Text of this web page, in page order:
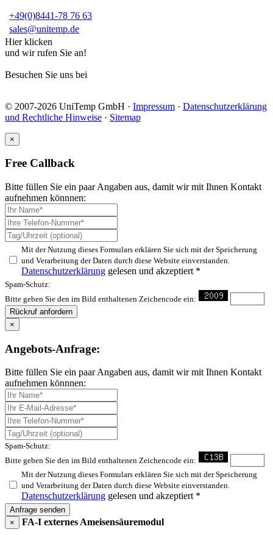
+49(0)8441-78 76 63
sales@unitemp.de
Hier klicken
und wir rufen Sie an!
Besuchen Sie uns bei
© 2007-2026 UniTemp GmbH · Impressum · Datenschutzerklärung
und Rechtliche Hinweise · Sitemap
×
Free Callback
Bitte füllen Sie ein paar Angaben aus, damit wir mit Ihnen Kontakt
aufnehmen könnnen:
Mit der Nutzung dieses Formulars erklären Sie sich mit der Speicherung
und Verarbeitung der Daten durch diese Website einverstanden.
Datenschutzerklärung gelesen und akzeptiert *
Spam-Schutz:
Bitte geben Sie den im Bild enthaltenen Zeichencode ein:
Rückruf anfordern
×
Angebots-Anfrage:
Bitte füllen Sie ein paar Angaben aus, damit wir mit Ihnen Kontakt
aufnehmen könnnen:
Spam-Schutz:
Bitte geben Sie den im Bild enthaltenen Zeichencode ein:
Mit der Nutzung dieses Formulars erklären Sie sich mit der Speicherung
und Verarbeitung der Daten durch diese Website einverstanden.
Datenschutzerklärung gelesen und akzeptiert *
Anfrage senden
×
FA-I externes Ameisensäuremodul